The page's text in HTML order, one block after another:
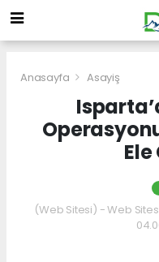
Anasayfa Asayiş
(Web Sitesi) - Web